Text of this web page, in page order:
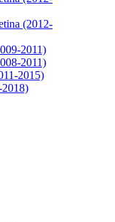
(2012-
2011)
2011)
2015)